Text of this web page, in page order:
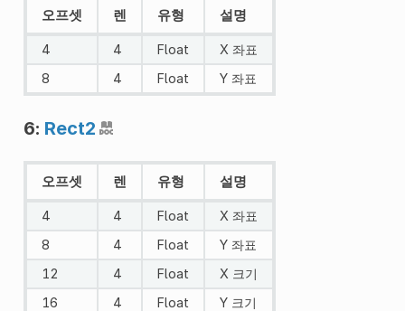
오프셋 렌 유형 설명
4 4 Float
X 좌표
8
4 Float Y 좌표
6: Rect2
오프셋 렌 유형 설명
4 4 Float
X 좌표
8
4 Float
Y 좌표
12
4 Float
X 크기
16
4 Float Y 크기